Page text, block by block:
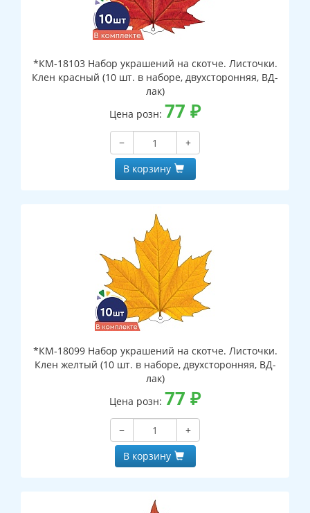
*КМ-18103 Набор украшений на скотче. Листочки.
Клен красный (10 шт. в наборе, двухсторонняя, ВД-
лак)
Цена розн: 77 ₽
−
+
В корзину
*КМ-18099 Набор украшений на скотче. Листочки.
Клен желтый (10 шт. в наборе, двухсторонняя, ВД-
лак)
Цена розн: 77 ₽
−
+
В корзину